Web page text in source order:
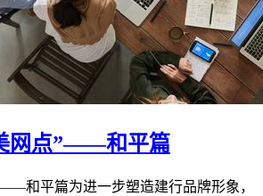
网点”——和平篇
和平篇为进一步塑造建行品牌形象，